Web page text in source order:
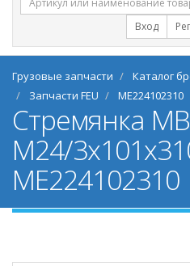
Вход
Грузовые запчасти Каталог
Запчасти FEU
ME224102310
Стремянка MB
M24/
ME224102310